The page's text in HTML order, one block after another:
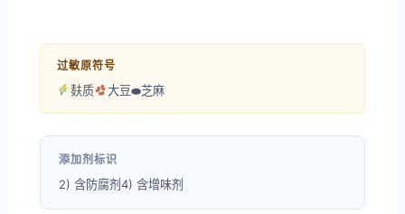
过敏原符号
麸质 大豆⬬芝麻
添加剂标识
2) 含防腐剂4) 含增味剂